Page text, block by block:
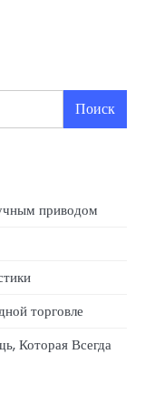
Поиск
приводом
торговле
Которая Всегда